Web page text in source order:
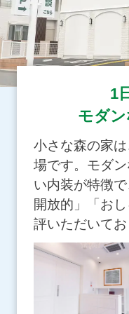
1
モダ
小さな森の家
場です。モダ
い内装が特徴
開放的」「お
評いただいてお